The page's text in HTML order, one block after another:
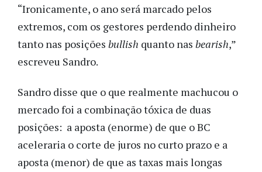
“Ironicamente, o ano será marcado pelos
extremos, com os gestores perdendo dinheiro
tanto nas posições bullish quanto nas bearish,”
escreveu Sandro.
Sandro disse que o que realmente machucou o
mercado foi a combinação tóxica de duas
posições: a aposta (enorme) de que o BC
aceleraria o corte de juros no curto prazo e a
aposta (menor) de que as taxas mais longas